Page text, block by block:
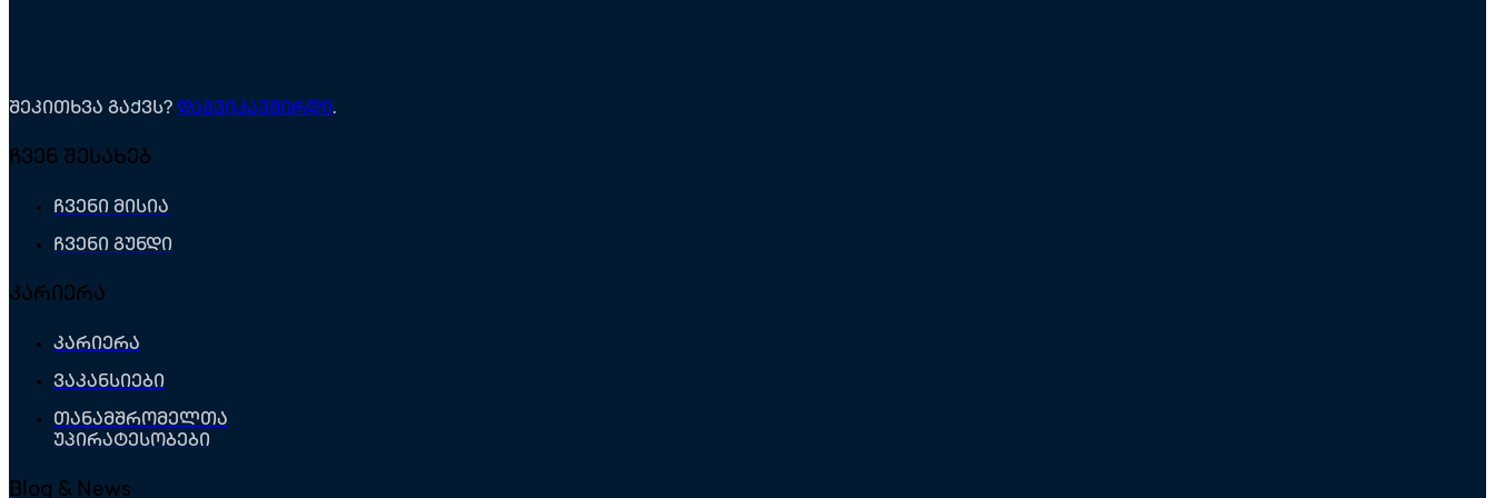
შეკითხვა გაქვს? დაგვიკავშირდი.
ჩვენ შესახებ
ჩვენი მისია
ჩვენი გუნდი
კარიერა
კარიერა
ვაკანსიები
თანამშრომელთა
უპირატესობები
Blog & News